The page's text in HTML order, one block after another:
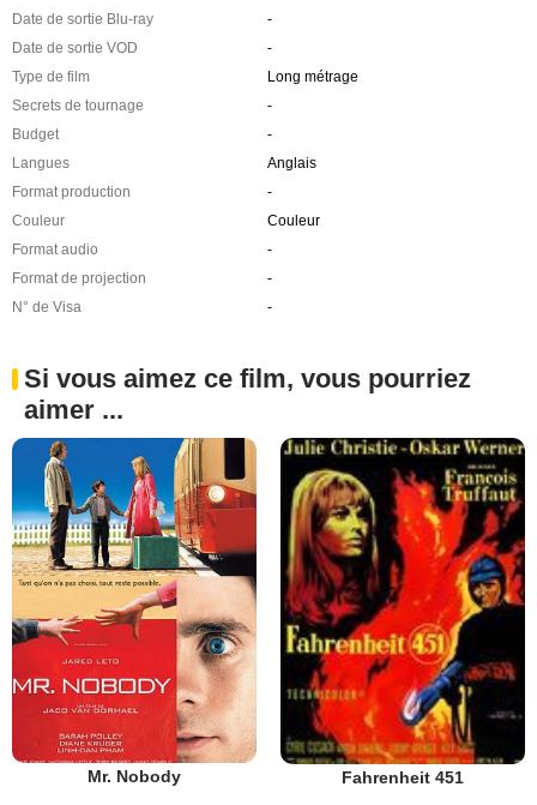
Date de sortie Blu-ray
-
Date de sortie VOD
-
Type de film
Long métrage
Secrets de tournage
-
Budget
-
Langues
Anglais
Format production
-
Couleur
Couleur
Format audio
-
Format de projection
-
N° de Visa
-
Si vous aimez ce film, vous pourriez
aimer ...
Mr. Nobody Fahrenheit 451